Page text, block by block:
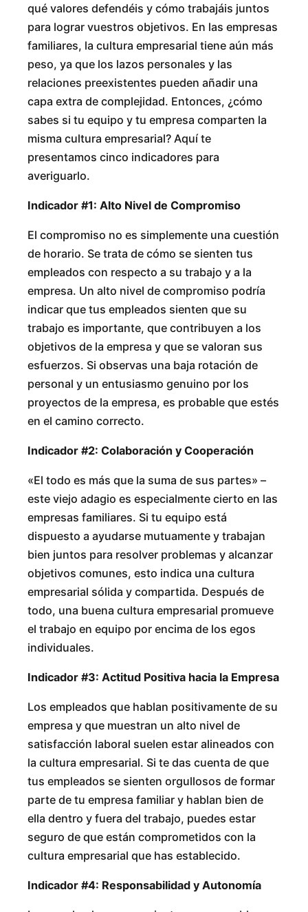
qué valores defendéis y cómo trabajáis juntos
para lograr vuestros objetivos. En las empresas
familiares, la cultura empresarial tiene aún más
peso, ya que los lazos personales y las
relaciones preexistentes pueden añadir una
capa extra de complejidad. Entonces, ¿cómo
sabes si tu equipo y tu empresa comparten la
misma cultura empresarial? Aquí te
presentamos cinco indicadores para
averiguarlo.
Indicador #1: Alto Nivel de Compromiso
El compromiso no es simplemente una cuestión
de horario. Se trata de cómo se sienten tus
empleados con respecto a su trabajo y a la
empresa. Un alto nivel de compromiso podría
indicar que tus empleados sienten que su
trabajo es importante, que contribuyen a los
objetivos de la empresa y que se valoran sus
esfuerzos. Si observas una baja rotación de
personal y un entusiasmo genuino por los
proyectos de la empresa, es probable que estés
en el camino correcto.
Indicador #2: Colaboración y Cooperación
«El todo es más que la suma de sus partes» –
este viejo adagio es especialmente cierto en las
empresas familiares. Si tu equipo está
dispuesto a ayudarse mutuamente y trabajan
bien juntos para resolver problemas y alcanzar
objetivos comunes, esto indica una cultura
empresarial sólida y compartida. Después de
todo, una buena cultura empresarial promueve
el trabajo en equipo por encima de los egos
individuales.
Indicador #3: Actitud Positiva hacia la Empresa
Los empleados que hablan positivamente de su
empresa y que muestran un alto nivel de
satisfacción laboral suelen estar alineados con
la cultura empresarial. Si te das cuenta de que
tus empleados se sienten orgullosos de formar
parte de tu empresa familiar y hablan bien de
ella dentro y fuera del trabajo, puedes estar
seguro de que están comprometidos con la
cultura empresarial que has establecido.
Indicador #4: Responsabilidad y Autonomía